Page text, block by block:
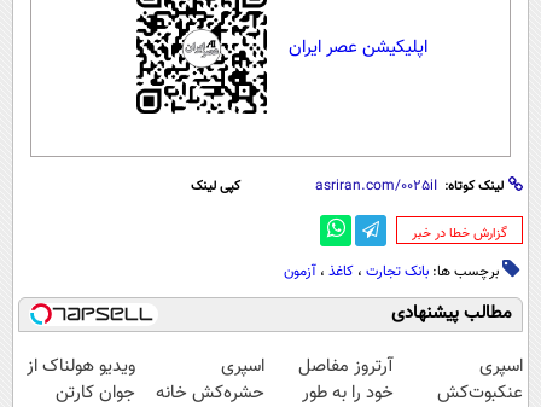
اپلیکیشن عصر ایران
لینک کوتاه: کپی لینک
‌گزارش خطا در خبر
برچسب ها: بانک تجارت ، کاغذ ، آزمون
مطالب پیشنهادی
اسپری
عنکبوت‌‌کش
آرتروز مفاصل
خود را به طور
اسپری
حشره‌کش خانه
ویدیو هولناک از
جوان کارتن